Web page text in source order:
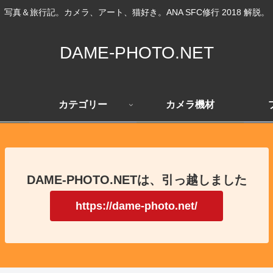
写真＆旅行記。カメラ、アート、猫好き。ANA SFC修行 2018 解脱。
DAME-PHOTO.NET
カテゴリー カメラ機材
DAME-PHOTO.NETは、引っ越しました
https://dame-photo.net/